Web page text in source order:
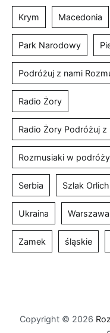
Krym Macedonia
Park Narodowy
Podróżuj z nami
Radio Żory
Radio Żory Podróżuj
Rozmusiaki w podróży
Serbia Szlak
Ukraina Warszawa
Zamek śląskie
Copyright © 2026